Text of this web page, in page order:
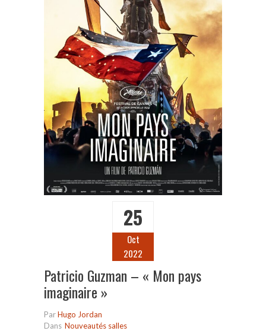
25
Oct
2022
Patricio Guzman – « Mon pays
imaginaire »
ParHugo Jordan
Dans Nouveautés salles